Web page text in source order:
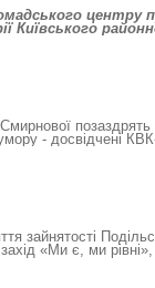
центру
Київського
позаздрять
- досвідчені
зайнятості
«Ми є, ми